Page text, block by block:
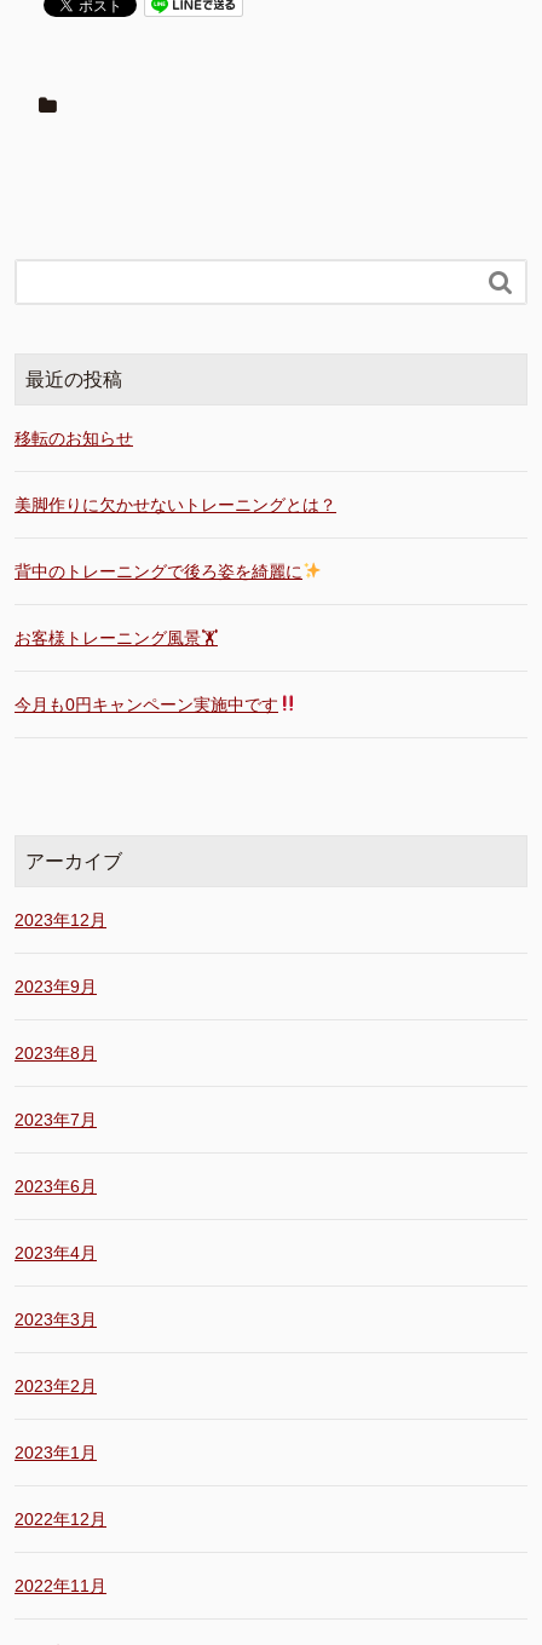

最近の投稿
移転のお知らせ
美脚作りに欠かせないトレーニングとは？
背中のトレーニングで後ろ姿を綺麗に
お客様トレーニング風景🏋️
今月も0円キャンペーン実施中です
アーカイブ
2023年12月
2023年9月
2023年8月
2023年7月
2023年6月
2023年4月
2023年3月
2023年2月
2023年1月
2022年12月
2022年11月